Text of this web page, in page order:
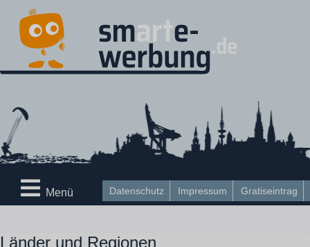
Datenschutz Impressum Gratiseintrag
Menü
Länder und Regionen